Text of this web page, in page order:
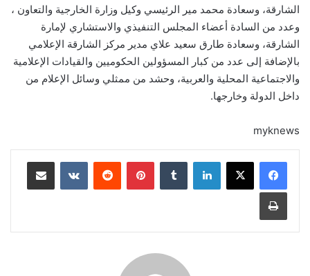
الشارقة، وسعادة محمد مير الرئيسي وكيل وزارة الخارجية والتعاون ،
وعدد من السادة أعضاء المجلس التنفيذي والاستشاري لإمارة
الشارقة، وسعادة طارق سعيد علاي مدير مركز الشارقة الإعلامي
بالإضافة إلى عدد من كبار المسؤولين الحكوميين والقيادات الإعلامية
والاجتماعية المحلية والعربية، وحشد من ممثلي وسائل الإعلام من
داخل الدولة وخارجها.
myknews
لينكدإن بينتيريست